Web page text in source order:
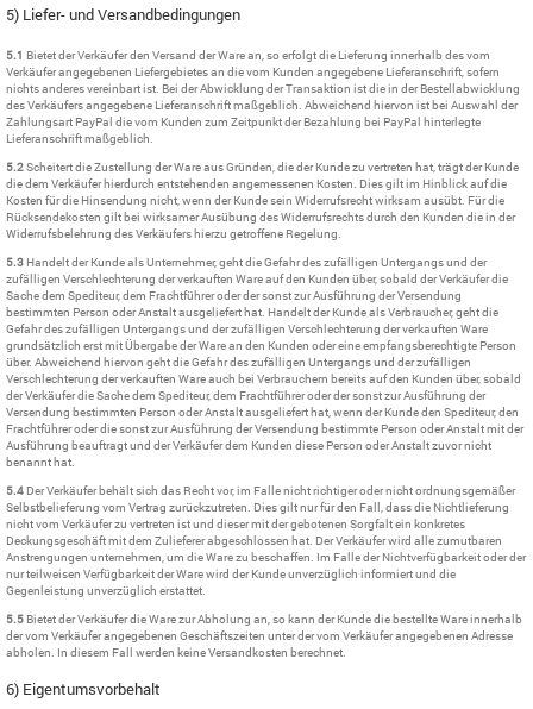
5) Liefer- und Versandbedingungen
5.1 Bietet der Verkäufer den Versand der Ware an, so erfolgt die Lieferung innerhalb des vom
Verkäufer angegebenen Liefergebietes an die vom Kunden angegebene Lieferanschrift, sofern
nichts anderes vereinbart ist. Bei der Abwicklung der Transaktion ist die in der Bestellabwicklung
des Verkäufers angegebene Lieferanschrift maßgeblich. Abweichend hiervon ist bei Auswahl der
Zahlungsart PayPal die vom Kunden zum Zeitpunkt der Bezahlung bei PayPal hinterlegte
Lieferanschrift maßgeblich.
5.2Scheitert die Zustellung der Ware aus Gründen, die der Kunde zu vertreten hat, trägt der Kunde
die dem Verkäufer hierdurch entstehenden angemessenen Kosten. Dies gilt im Hinblick auf die
Kosten für die Hinsendung nicht, wenn der Kunde sein Widerrufsrecht wirksam ausübt. Für die
Rücksendekosten gilt bei wirksamer Ausübung des Widerrufsrechts durch den Kunden die in der
Widerrufsbelehrung des Verkäufers hierzu getroffene Regelung.
5.3 Handelt der Kunde als Unternehmer, geht die Gefahr des zufälligen Untergangs und der
zufälligen Verschlechterung der verkauften Ware auf den Kunden über, sobald der Verkäufer die
Sache dem Spediteur, dem Frachtführer oder der sonst zur Ausführung der Versendung
bestimmten Person oder Anstalt ausgeliefert hat. Handelt der Kunde als Verbraucher, geht die
Gefahr des zufälligen Untergangs und der zufälligen Verschlechterung der verkauften Ware
grundsätzlich erst mit Übergabe der Ware an den Kunden oder eine empfangsberechtigte Person
über. Abweichend hiervon geht die Gefahr des zufälligen Untergangs und der zufälligen
Verschlechterung der verkauften Ware auch bei Verbrauchern bereits auf den Kunden über, sobald
der Verkäufer die Sache dem Spediteur, dem Frachtführer oder der sonst zur Ausführung der
Versendung bestimmten Person oder Anstalt ausgeliefert hat, wenn der Kunde den Spediteur, den
Frachtführer oder die sonst zur Ausführung der Versendung bestimmte Person oder Anstalt mit der
Ausführung beauftragt und der Verkäufer dem Kunden diese Person oder Anstalt zuvor nicht
benannt hat.
5.4 Der Verkäufer behält sich das Recht vor, im Falle nicht richtiger oder nicht ordnungsgemäßer
Selbstbelieferung vom Vertrag zurückzutreten. Dies gilt nur für den Fall, dass die Nichtlieferung
nicht vom Verkäufer zu vertreten ist und dieser mit der gebotenen Sorgfalt ein konkretes
Deckungsgeschäft mit dem Zulieferer abgeschlossen hat. Der Verkäufer wird alle zumutbaren
Anstrengungen unternehmen, um die Ware zu beschaffen. Im Falle der Nichtverfügbarkeit oder der
nur teilweisen Verfügbarkeit der Ware wird der Kunde unverzüglich informiert und die
Gegenleistung unverzüglich erstattet.
5.5 Bietet der Verkäufer die Ware zur Abholung an, so kann der Kunde die bestellte Ware innerhalb
der vom Verkäufer angegebenen Geschäftszeiten unter der vom Verkäufer angegebenen Adresse
abholen. In diesem Fall werden keine Versandkosten berechnet.
6) Eigentumsvorbehalt